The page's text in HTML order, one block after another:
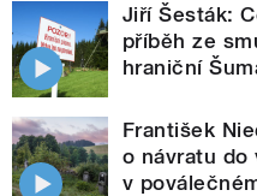
Jiří Šesták:
příběh ze
hraniční
František
o návratu do
v